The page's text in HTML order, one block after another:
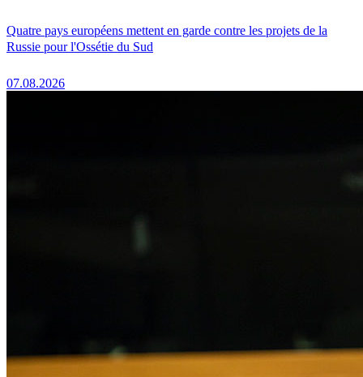
Quatre pays européens mettent en garde contre les projets de la
Russie pour l'Ossétie du Sud
07.08.2026